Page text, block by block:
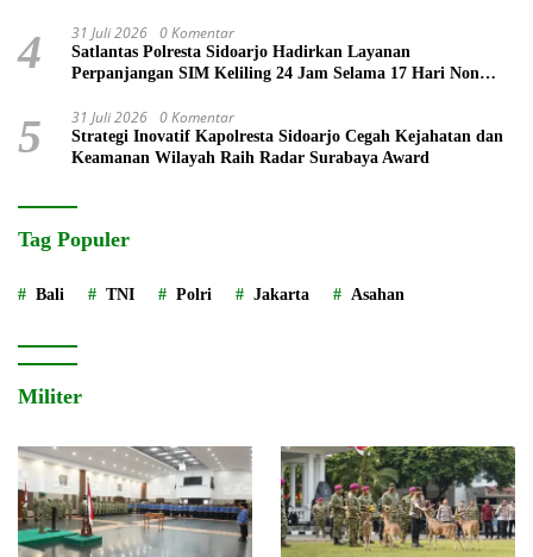
4 31 Juli 2026 0 Komentar
Satlantas Polresta Sidoarjo Hadirkan Layanan
Perpanjangan SIM Keliling 24 Jam Selama 17 Hari Non
5 31 Juli 2026 0 Komentar
Strategi Inovatif Kapolresta Sidoarjo Cegah Kejahatan dan
Keamanan Wilayah Raih Radar Surabaya Award
Tag Populer
Bali TNI Polri Jakarta Asahan
Militer